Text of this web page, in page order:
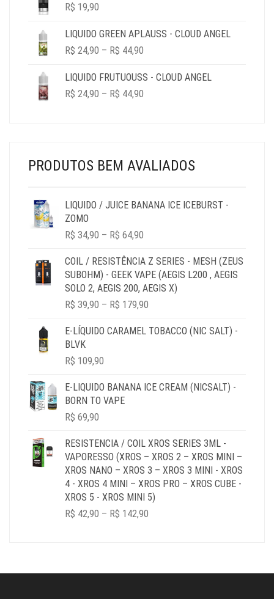
R$ 19,90
LIQUIDO GREEN APLAUSS - CLOUD ANGEL
R$ 24,90 – R$ 44,90
R$ 24,90
LIQUIDO FRUTUOUSS - CLOUD ANGEL
R$ 24,90 – R$ 44,90
PRODUTOS BEM AVALIADOS
LIQUIDO / JUICE BANANA ICE ICEBURST -
ZOMO
R$ 34,90 – R$ 64,90
R$ 34,90
THROUGH
R$ 64,90
COIL / RESISTÊNCIA Z SERIES - MESH (ZEUS
SUBOHM) - GEEK VAPE (AEGIS L200 , AEGIS
SOLO 2, AEGIS 200, AEGIS X)
R$ 39,90 – R$ 179,90
R$ 39,90
E-LÍQUIDO CARAMEL TOBACCO (NIC SALT) -
BLVK
R$ 109,90
E-LIQUIDO BANANA ICE CREAM (NICSALT) -
BORN TO VAPE
R$ 69,90
RESISTENCIA / COIL XROS SERIES 3ML -
VAPORESSO (XROS – XROS 2 – XROS MINI –
XROS NANO – XROS 3 – XROS 3 MINI - XROS
4 - XROS 4 MINI – XROS PRO – XROS CUBE -
XROS 5 - XROS MINI 5)
R$ 42,90 – R$ 142,90